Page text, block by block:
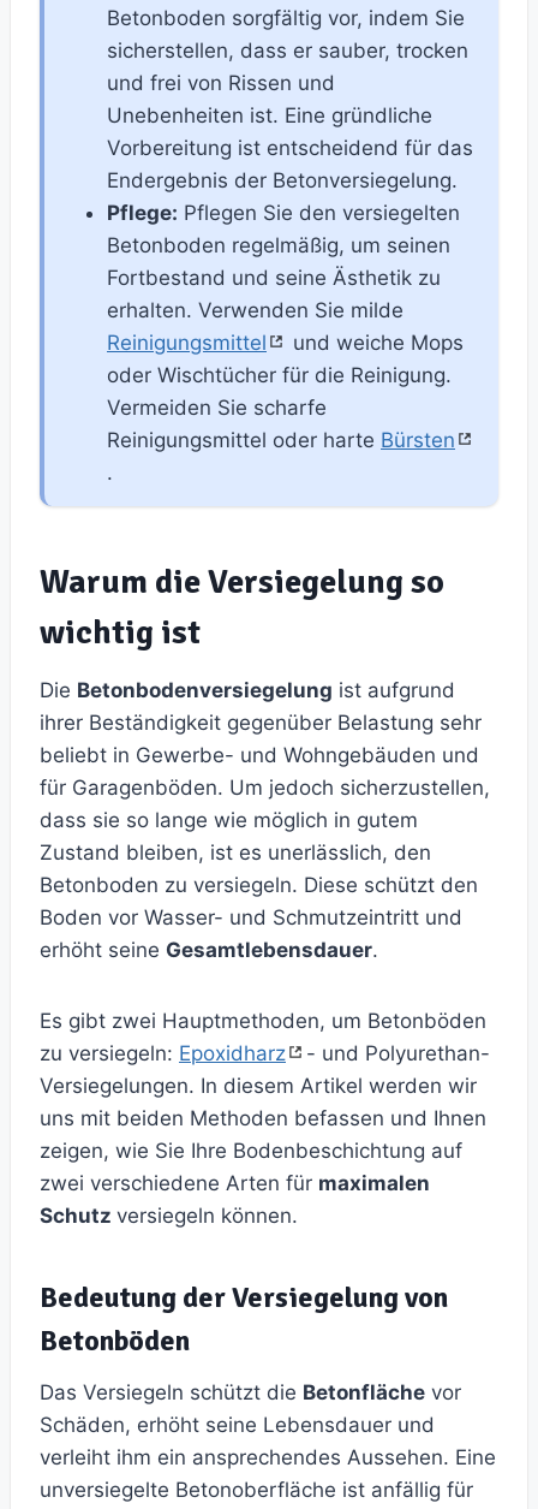
Betonboden sorgfältig vor, indem Sie
sicherstellen, dass er sauber, trocken
und frei von Rissen und
Unebenheiten ist. Eine gründliche
Vorbereitung ist entscheidend für das
Endergebnis der Betonversiegelung.
Pflege: Pflegen Sie den versiegelten
Betonboden regelmäßig, um seinen
Fortbestand und seine Ästhetik zu
erhalten. Verwenden Sie milde
Reinigungsmittel
und weiche Mops
oder Wischtücher für die Reinigung.
Vermeiden Sie scharfe
Reinigungsmittel oder harte Bürsten
.
Warum die Versiegelung so
wichtig ist
Die Betonbodenversiegelung ist aufgrund
ihrer Beständigkeit gegenüber Belastung sehr
beliebt in Gewerbe- und Wohngebäuden und
für Garagenböden. Um jedoch sicherzustellen,
dass sie so lange wie möglich in gutem
Zustand bleiben, ist es unerlässlich, den
Betonboden zu versiegeln. Diese schützt den
Boden vor Wasser- und Schmutzeintritt und
erhöht seine Gesamtlebensdauer.
Es gibt zwei Hauptmethoden, um Betonböden
zu versiegeln: Epoxidharz
- und Polyurethan-
Versiegelungen. In diesem Artikel werden wir
uns mit beiden Methoden befassen und Ihnen
zeigen, wie Sie Ihre Bodenbeschichtung auf
zwei verschiedene Arten für maximalen
Schutz versiegeln können.
Bedeutung der Versiegelung von
Betonböden
Das Versiegeln schützt die Betonfläche vor
Schäden, erhöht seine Lebensdauer und
verleiht ihm ein ansprechendes Aussehen. Eine
unversiegelte Betonoberfläche ist anfällig für